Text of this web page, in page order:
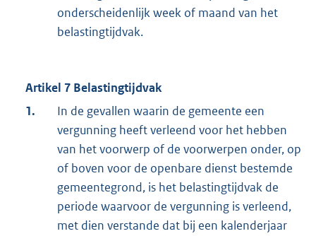
onderscheidenlijk week of maand van het
belastingtijdvak.
Artikel 7 Belastingtijdvak
1.
In de gevallen waarin de gemeente een
vergunning heeft verleend voor het hebben
van het voorwerp of de voorwerpen onder, op
of boven voor de openbare dienst bestemde
gemeentegrond, is het belastingtijdvak de
periode waarvoor de vergunning is verleend,
met dien verstande dat bij een kalenderjaar